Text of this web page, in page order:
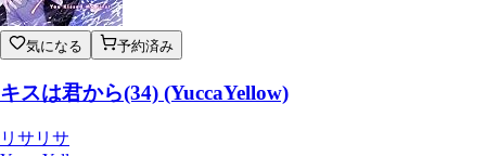
気になる 予約済み
キスは君から(34) (YuccaYellow)
リサリサ